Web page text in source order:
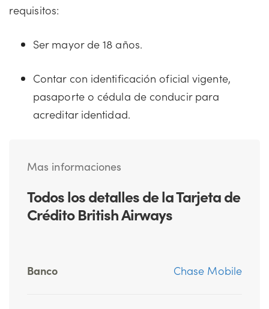
requisitos:
Ser mayor de 18 años.
Contar con identificación oficial vigente,
pasaporte o cédula de conducir para
acreditar identidad.
Mas informaciones
Todos los detalles de la Tarjeta de
Crédito British Airways
Banco Chase Mobile